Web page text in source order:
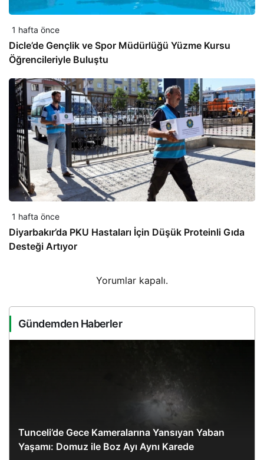
1 hafta önce
Dicle’de Gençlik ve Spor Müdürlüğü Yüzme Kursu
Öğrencileriyle Buluştu
1 hafta önce
Diyarbakır’da PKU Hastaları İçin Düşük Proteinli Gıda
Desteği Artıyor
Yorumlar kapalı.
Gündemden Haberler
Tunceli’de Gece Kameralarına Yansıyan Yaban
Yaşamı: Domuz ile Boz Ayı Aynı Karede